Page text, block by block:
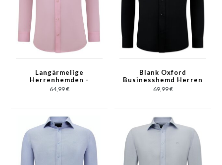
Langärmelige
Herrenhemden -
Einfarbige Bluse Slim
Fit - Pink
64,99 €
Blank Oxford
Businesshemd Herren
-3126 - Schwarz
69,99 €